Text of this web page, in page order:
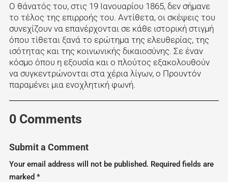
Ο θάνατός του, στις 19 Ιανουαρίου 1865, δεν σήμανε
το τέλος της επιρροής του. Αντίθετα, οι σκέψεις του
συνεχίζουν να επανέρχονται σε κάθε ιστορική στιγμή
όπου τίθεται ξανά το ερώτημα της ελευθερίας, της
ισότητας και της κοινωνικής δικαιοσύνης. Σε έναν
κόσμο όπου η εξουσία και ο πλούτος εξακολουθούν
να συγκεντρώνονται στα χέρια λίγων, ο Προυντόν
παραμένει μια ενοχλητική φωνή.
0 Comments
Submit a Comment
Your email address will not be published. Required fields are
marked *